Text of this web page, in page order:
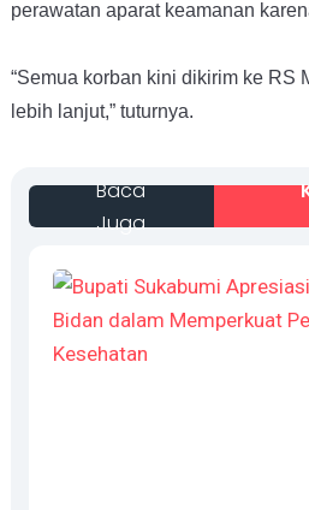
perawatan aparat keamanan
“Semua korban kini dikirim ke RS
lebih lanjut,” tuturnya.
Baca
Juga